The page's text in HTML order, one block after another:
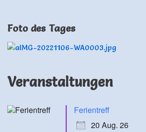
Foto des Tages
Veranstaltungen
Ferientreff
20 Aug. 26